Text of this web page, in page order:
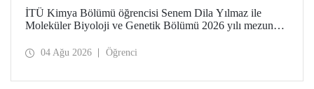
İTÜ Kimya Bölümü öğrencisi Senem Dila Yılmaz ile
Moleküler Biyoloji ve Genetik Bölümü 2026 yılı mezunu
Etkinliklere Katılım Desteği kapsamında 75’inci Lindau
04 Ağu 2026 Öğrenci